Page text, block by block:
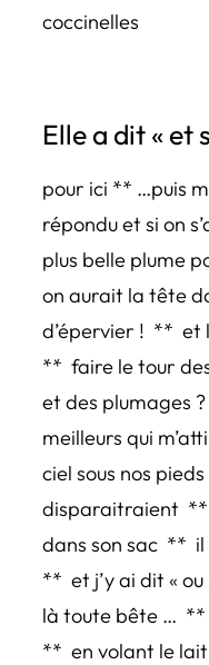
coccinelles
Elle a dit « et
pour ici ** …puis
répondu et si on
plus belle plume
on aurait la tête
d’épervier ! ** et
** faire le tour
et des plumages
meilleurs qui
ciel sous nos
disparaitraient **
dans son sac ** il
** et j’y ai dit «
là toute bête … **
** en volant le